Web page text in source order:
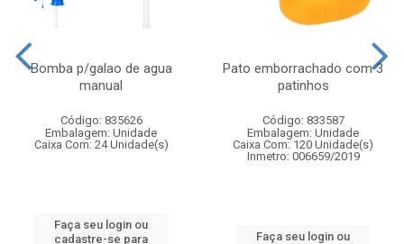
Bomba p/galao de agua
manual
Código: 835626
Embalagem: Unidade
Caixa Com: 24 Unidade(s)
Faça seu login ou
cadastre-se para
Pato emborrachado com 3
patinhos
Código: 833587
Embalagem: Unidade
Caixa Com: 120 Unidade(s)
Inmetro: 006659/2019
Faça seu login ou